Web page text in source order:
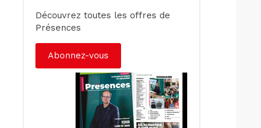
Découvrez toutes les offres de
Présences
Abonnez-vous